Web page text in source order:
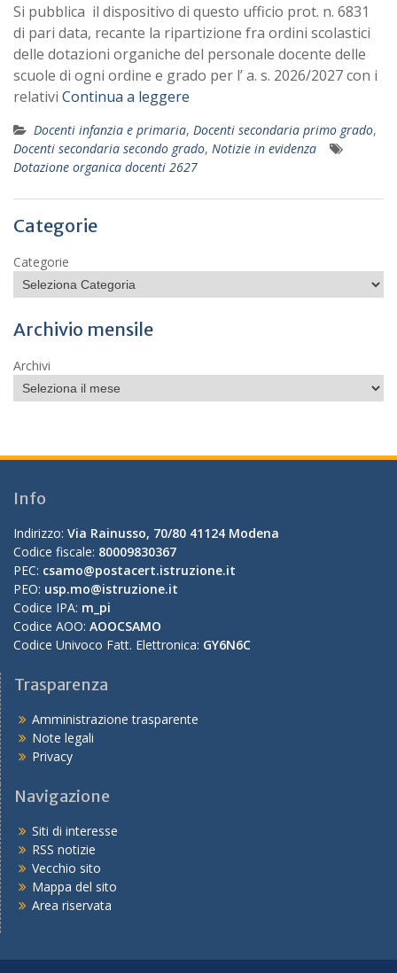
Si pubblica il dispositivo di questo ufficio prot. n. 6831
di pari data, recante la ripartizione fra ordini scolastici
delle dotazioni organiche del personale docente delle
scuole di ogni ordine e grado per l’ a. s. 2026/2027 con i
relativi Continua a leggere
Docenti infanzia e primaria, Docenti secondaria primo grado,
Docenti secondaria secondo grado, Notizie in evidenza
Dotazione organica docenti 2627
Categorie
Categorie
Archivio mensile
Archivi
Info
Indirizzo: Via Rainusso, 70/80 41124 Modena
Codice fiscale: 80009830367
PEC: csamo@postacert.istruzione.it
PEO: usp.mo@istruzione.it
Codice IPA: m_pi
Codice AOO: AOOCSAMO
Codice Univoco Fatt. Elettronica: GY6N6C
Trasparenza
Amministrazione trasparente
Note legali
Privacy
Navigazione
Siti di interesse
RSS notizie
Vecchio sito
Mappa del sito
Area riservata